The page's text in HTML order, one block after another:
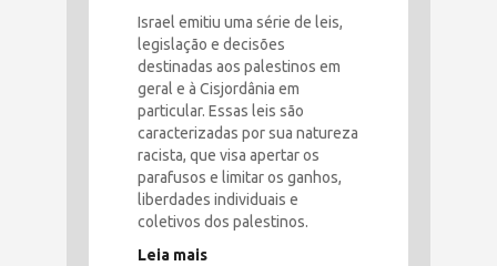
Israel emitiu uma série de leis,
legislação e decisões
destinadas aos palestinos em
geral e à Cisjordânia em
particular. Essas leis são
caracterizadas por sua natureza
racista, que visa apertar os
parafusos e limitar os ganhos,
liberdades individuais e
coletivos dos palestinos.
Leia mais